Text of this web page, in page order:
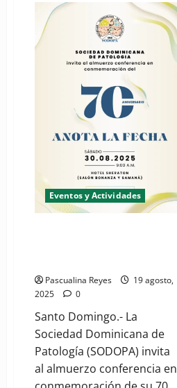
Sociedad
de
Patología
celebra
asistencia
masiva
70
aniversario
Eventos y Actividades
Pascualina Reyes
19 agosto,
2025
0
Santo Domingo.- La
Sociedad Dominicana de
Patología (SODOPA) invita
al almuerzo conferencia en